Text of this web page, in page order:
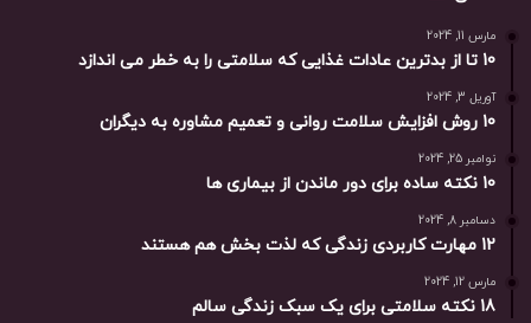
مارس 11, 2024
10 تا از بدترین عادات غذایی که سلامتی را به خطر می اندازد
آوریل 3, 2024
10 روش افزایش سلامت روانی و تعمیم مشاوره به دیگران
نوامبر 25, 2024
10 نکته ساده برای دور ماندن از بیماری ها
دسامبر 8, 2024
12 مهارت کاربردی زندگی که لذت بخش هم هستند
مارس 12, 2024
18 نکته سلامتی برای یک سبک زندگی سالم